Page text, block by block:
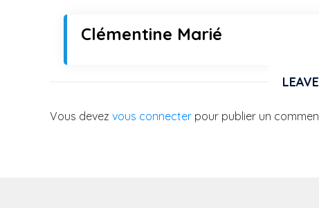
Clémentine Marié
Vous devez vous connecter pour publier un